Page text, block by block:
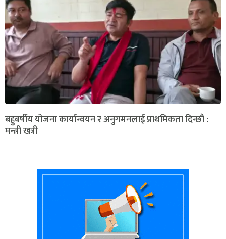
बहुबर्षीय योजना कार्यान्वयन र अनुगमनलाई प्राथमिकता दिन्छौ :
मन्त्री खत्री